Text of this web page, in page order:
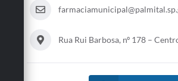
Rua Rui Barbosa, nº 178 –